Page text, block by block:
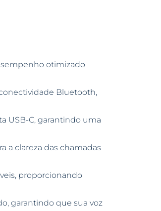
otimizado
Bluetooth,
USB-C, garantindo uma
a clareza das chamadas
proporcionando
garantindo que sua voz